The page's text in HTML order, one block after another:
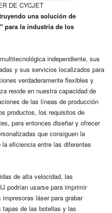
DE CYCJET
una solución de
para la industria de los
independiente, sus
y sus servicios localizados para
verdaderamente flexibles y
reside en nuestra capacidad de
de las líneas de producción
productos, los requisitos de
para entonces diseñar y ofrecer
que consiguen la
eficiencia entre las diferentes
de alta velocidad, las
podrían usarse para imprimir
láser para grabar
tapas de las botellas y las